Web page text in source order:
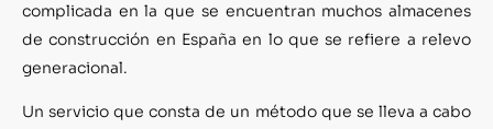
complicada en la que se encuentran muchos almacenes
de construcción en España en lo que se refiere a relevo
generacional.
Un servicio que consta de un método que se lleva a cabo